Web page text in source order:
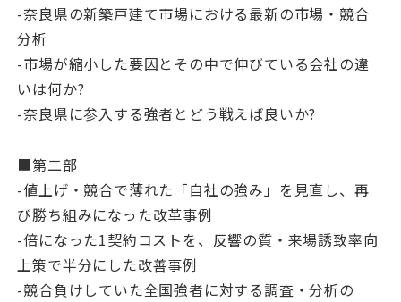
-奈良県の新築戸建て市場における最新の市場・競合
分析
-市場が縮小した要因とその中で伸びている会社の違
いは何か?
-奈良県に参入する強者とどう戦えば良いか?
■第二部
-値上げ・競合で薄れた「自社の強み」を見直し、再
び勝ち組みになった改革事例
-倍になった1契約コストを、反響の質・来場誘致率向
上策で半分にした改善事例
-競合負けしていた全国強者に対する調査・分析の